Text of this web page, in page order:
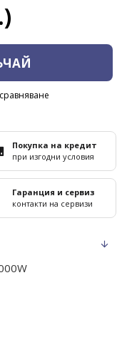
Покупка на кредит
при изгодни условия
Гаранция и сервиз
контакти на сервизи